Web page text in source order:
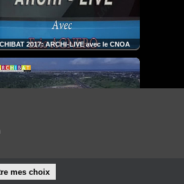
2017: ARCHI-LIVE avec le CNOA
mes choix